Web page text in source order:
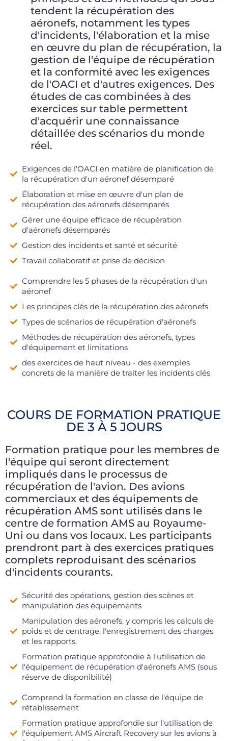
tendent la récupération des
aéronefs, notamment les types
d'incidents, l'élaboration et la mise
en œuvre du plan de récupération, la
gestion de l'équipe de récupération
et la conformité avec les exigences
de l'OACI et d'autres exigences. Des
études de cas combinées à des
exercices sur table permettent
d'acquérir une connaissance
détaillée des scénarios du monde
réel.
Exigences de l'OACI en matière de planification de
la récupération d'un aéronef désemparé
Élaboration et mise en œuvre d'un plan de
récupération des aéronefs désemparés
Gérer une équipe efficace de récupération
d'aéronefs désemparés
Gestion des incidents et santé et sécurité
Travail collaboratif et prise de décision
Comprendre les 5 phases de la récupération d'un
aéronef
Les principes clés de la récupération des aéronefs
Types de scénarios de récupération d'aéronefs
Méthodes de récupération des aéronefs, types
d'équipement et limitations
des exercices de haut niveau - des exemples
concrets de la manière de traiter les incidents clés
COURS DE FORMATION PRATIQUE
DE 3 À 5 JOURS
Formation pratique pour les membres de
l'équipe qui seront directement
impliqués dans le processus de
récupération de l'avion. Des avions
commerciaux et des équipements de
récupération AMS sont utilisés dans le
centre de formation AMS au Royaume-
Uni ou dans vos locaux. Les participants
prendront part à des exercices pratiques
complets reproduisant des scénarios
d'incidents courants.
Sécurité des opérations, gestion des scènes et
manipulation des équipements
Manipulation des aéronefs, y compris les calculs de
poids et de centrage, l'enregistrement des charges
et les rapports.
Formation pratique approfondie à l'utilisation de
l'équipement de récupération d'aéronefs AMS (sous
réserve de disponibilité)
Comprend la formation en classe de l'équipe de
rétablissement
Formation pratique approfondie sur l'utilisation de
l'équipement AMS Aircraft Recovery sur les avions à